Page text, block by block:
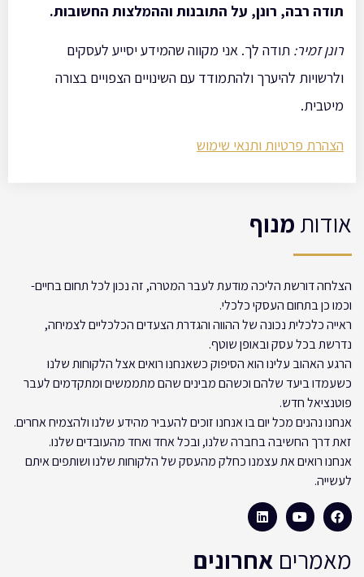
תודה רבה, רונן, על התובנות וההמלצות החשובות.
רונן זמיר: תודה לך. אני מקווה שהמידע יסייע לעסקים
ולרשויות להיערך ולהתמודד עם השינויים הצפויים בצורה
מיטבית.
הצהרת פרטיות ותנאי שימוש
אודות מנוף
הצלחה דורשת הליכה מודעת לעבר המטרה, זה נכון לכל תחום בחיים-
וכמו כן בתחום העסקי כלכלי.
ראייה כלכלית נכונה של ההווה והגדרת הצעדים הכלכליים לצמיחה,
נדרשת בכל עסק ובאופן שוטף.
הרגע האהוב עלינו הוא הסיפוק כשאנחנו רואים אצל הלקוחות שלנו
כשעמדו ביעד שלהם וכשהם מבינים שהם מתממשים ומתקדמים לעבר
פוטנציאל חדש.
אנחנו נהנים מכל יום בו אנחנו זוכים להעביר מהידע שלנו ולהצמיח אחרים.
זאת דרך החשיבה בחברה שלנו, ובכל אחד ואחד מהעובדים שלנו.
אנחנו רואים את עצמנו כחלק מהעסק של הלקוחות שלנו ושותפים איתם
לעשייה.
מאמרים אחרונים